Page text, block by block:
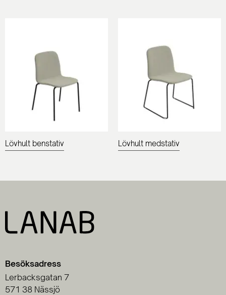
Lövhult benstativ Lövhult medstativ
Besöksadress
Lerbacksgatan 7
571 38 Nässjö